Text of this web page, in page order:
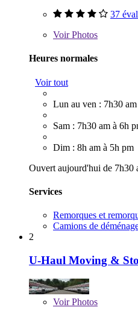
37
VoirPhotos
Heures normales
Voir tout
Lun au ven : 7h30
Sam : 7h30 am à 6h
Dim : 8h am à 5h pm
Ouvert aujourd'hui de 7h30
Services
Remorques et
Camions de
2
U-Haul Moving &
VoirPhotos